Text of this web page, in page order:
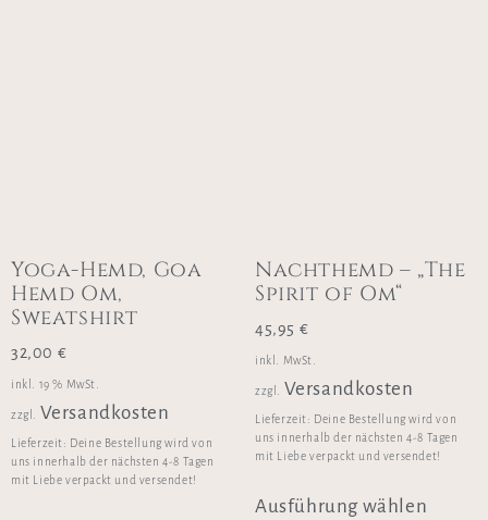
Yoga-Hemd, Goa
Hemd Om,
Sweatshirt
32,00 €
inkl. 19 % MwSt.
zzgl. Versandkosten
Lieferzeit: Deine Bestellung wird von
uns innerhalb der nächsten 4-8 Tagen
mit Liebe verpackt und versendet!
Nachthemd – „The
Spirit of Om“
45,95 €
inkl. MwSt.
zzgl. Versandkosten
Lieferzeit: Deine Bestellung wird von
uns innerhalb der nächsten 4-8 Tagen
mit Liebe verpackt und versendet!
Ausführung wählen